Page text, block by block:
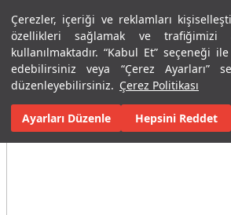
Çerezler, içeriği ve reklamları
özellikleri sağlamak ve
kullanılmaktadır. “Kabul Et” seçeneği
edebilirsiniz veya “Çerez Ayarları”
düzenleyebilirsiniz. Çerez Politikası
Ayarları Düzenle Hepsini Reddet
Menü
Ana Sayfa Banyolar Armatürler
Tüm Görseller(3)